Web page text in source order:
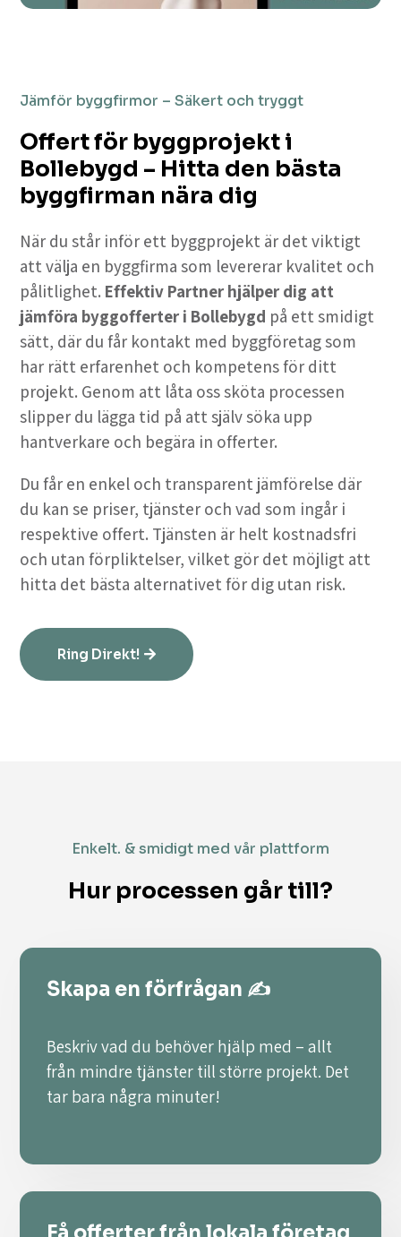
Jämför byggfirmor – Säkert och tryggt
Offert för byggprojekt i
Bollebygd – Hitta den bästa
byggfirman nära dig
När du står inför ett byggprojekt är det viktigt
att välja en byggfirma som levererar kvalitet och
pålitlighet. Effektiv Partner hjälper dig att
jämföra byggofferter i Bollebygd på ett smidigt
sätt, där du får kontakt med byggföretag som
har rätt erfarenhet och kompetens för ditt
projekt. Genom att låta oss sköta processen
slipper du lägga tid på att själv söka upp
hantverkare och begära in offerter.
Du får en enkel och transparent jämförelse där
du kan se priser, tjänster och vad som ingår i
respektive offert. Tjänsten är helt kostnadsfri
och utan förpliktelser, vilket gör det möjligt att
hitta det bästa alternativet för dig utan risk.
Ring Direkt!
Enkelt. & smidigt med vår plattform
Hur processen går till?
Skapa en förfrågan ✍️
Beskriv vad du behöver hjälp med – allt
från mindre tjänster till större projekt. Det
tar bara några minuter!